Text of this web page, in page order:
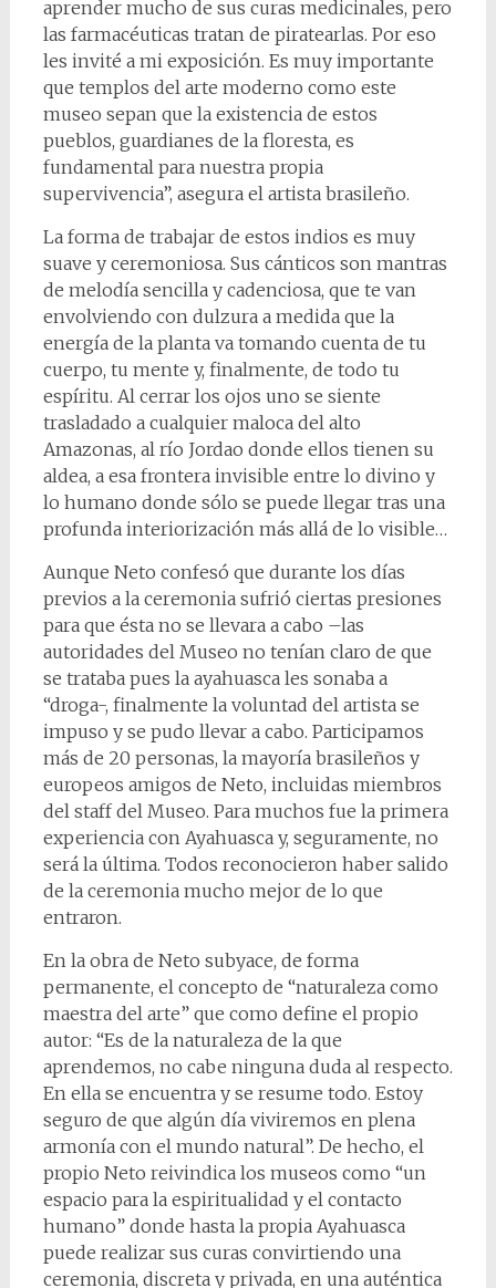
aprender mucho de sus curas medicinales, pero
las farmacéuticas tratan de piratearlas. Por eso
les invité a mi exposición. Es muy importante
que templos del arte moderno como este
museo sepan que la existencia de estos
pueblos, guardianes de la floresta, es
fundamental para nuestra propia
supervivencia”, asegura el artista brasileño.
La forma de trabajar de estos indios es muy
suave y ceremoniosa. Sus cánticos son mantras
de melodía sencilla y cadenciosa, que te van
envolviendo con dulzura a medida que la
energía de la planta va tomando cuenta de tu
cuerpo, tu mente y, finalmente, de todo tu
espíritu. Al cerrar los ojos uno se siente
trasladado a cualquier maloca del alto
Amazonas, al río Jordao donde ellos tienen su
aldea, a esa frontera invisible entre lo divino y
lo humano donde sólo se puede llegar tras una
profunda interiorización más allá de lo visible…
Aunque Neto confesó que durante los días
previos a la ceremonia sufrió ciertas presiones
para que ésta no se llevara a cabo –las
autoridades del Museo no tenían claro de que
se trataba pues la ayahuasca les sonaba a
“droga-, finalmente la voluntad del artista se
impuso y se pudo llevar a cabo. Participamos
más de 20 personas, la mayoría brasileños y
europeos amigos de Neto, incluidas miembros
del staff del Museo. Para muchos fue la primera
experiencia con Ayahuasca y, seguramente, no
será la última. Todos reconocieron haber salido
de la ceremonia mucho mejor de lo que
entraron.
En la obra de Neto subyace, de forma
permanente, el concepto de “naturaleza como
maestra del arte” que como define el propio
autor: “Es de la naturaleza de la que
aprendemos, no cabe ninguna duda al respecto.
En ella se encuentra y se resume todo. Estoy
seguro de que algún día viviremos en plena
armonía con el mundo natural”. De hecho, el
propio Neto reivindica los museos como “un
espacio para la espiritualidad y el contacto
humano” donde hasta la propia Ayahuasca
puede realizar sus curas convirtiendo una
ceremonia, discreta y privada, en una auténtica